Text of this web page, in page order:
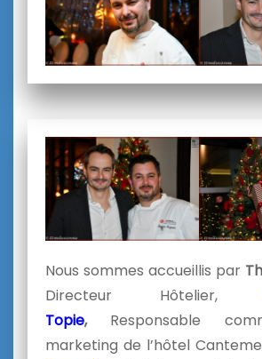
Nous sommes accueillis par
Directeur Hôtelier,
Topie, Responsable
marketing de l’hôtel